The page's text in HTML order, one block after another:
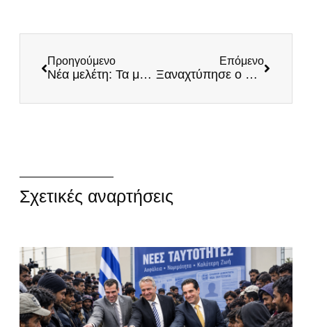
Προηγούμενο
Νέα μελέτη: Τα μέτρα γενικού εγκλεισμού δεν επέδρασαν αποτελεσματικά στην αντιμετώπιση του κορωνοϊού
Επόμενο
Ξαναχτύπησε ο Πορτοσάλτε της κυβέρνησης με ντροπιαστικά λόγια για το Άγιο Όρος
Σχετικές αναρτήσεις